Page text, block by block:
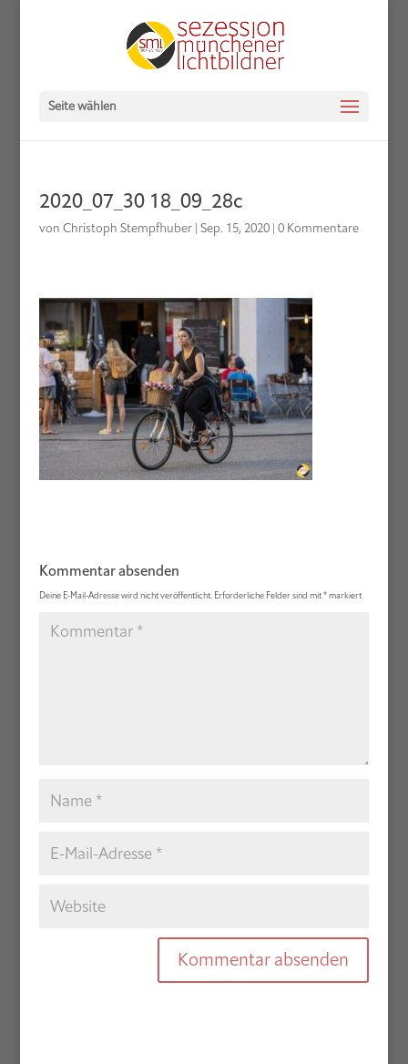
Seite wählen
2020_07_30 18_09_28c
von Christoph Stempfhuber| Sep. 15, 2020| 0 Kommentare
Kommentar absenden
Deine E-Mail-Adresse wird nicht veröffentlicht. Erforderliche Felder sind mit*markiert